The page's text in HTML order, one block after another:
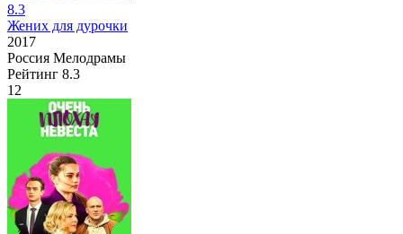
8.3
Жених для дурочки
2017
Россия Мелодрамы
Рейтинг 8.3
12